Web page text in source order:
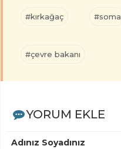
#kırkağaç #soma
#çevre bakanı
YORUM EKLE
Adınız Soyadınız